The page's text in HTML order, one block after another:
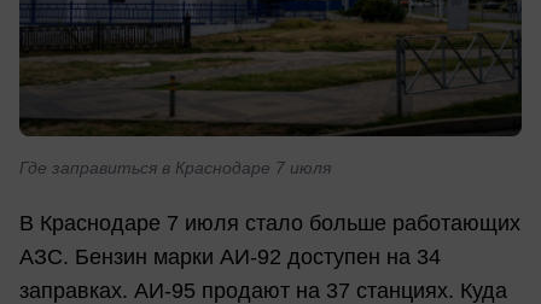
Где заправиться в Краснодаре 7 июля
В Краснодаре 7 июля стало больше работающих
АЗС. Бензин марки АИ-92 доступен на 34
заправках. АИ-95 продают на 37 станциях. Куда